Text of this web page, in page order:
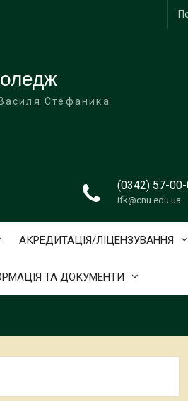
Стефаника
(0342) 57-
ifk@cnu.edu.ua
АКРЕДИТАЦІЯ/ЛІЦЕНЗУВАННЯ
ТА ДОКУМЕНТИ